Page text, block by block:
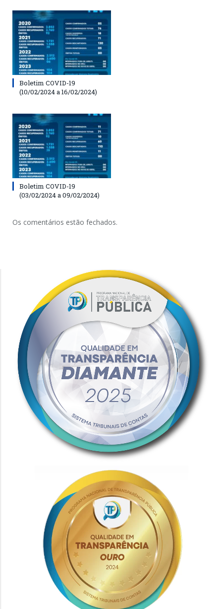
Boletim COVID-19
(10/02/2024 a 16/02/2024)
Boletim COVID-19
(03/02/2024 a 09/02/2024)
Os comentários estão fechados.